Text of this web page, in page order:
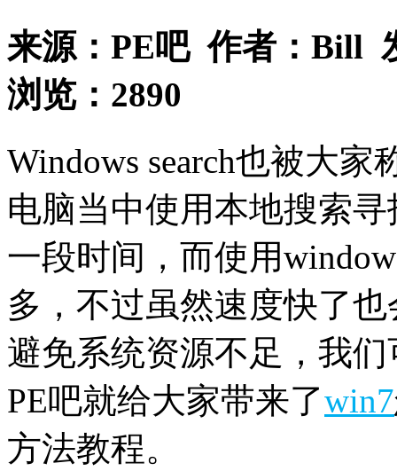
来源： PE吧作者： Bill
浏览： 2890
Windows search也被大
电脑当中使用本地搜索
一段时间，而使用
多，不过虽然速度快了
避免系统资源不足，我们
PE吧就给大家带来了win7
方法教程。